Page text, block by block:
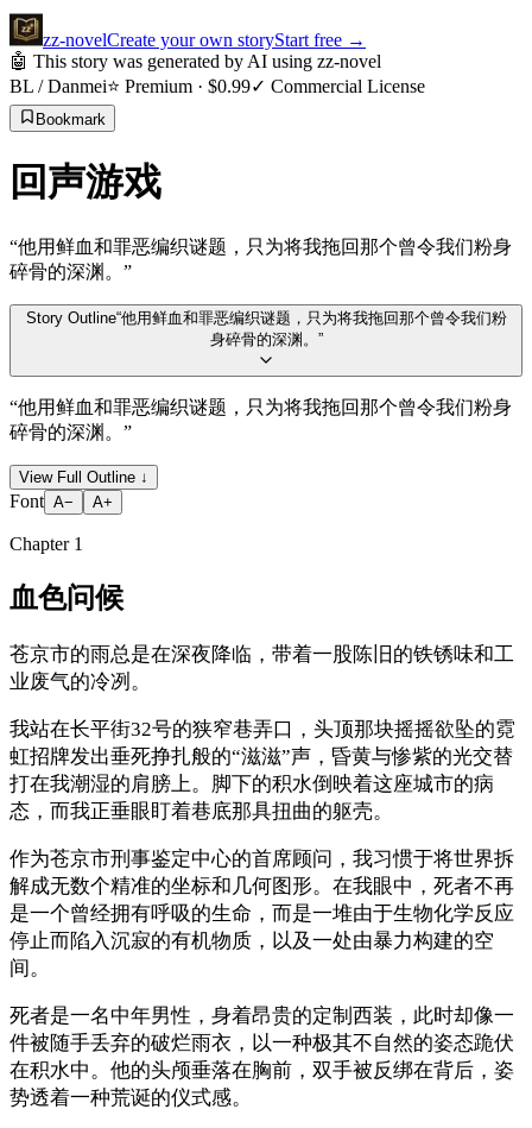
zz-novelCreate your own storyStart free →
🤖 This story was generated by AI using zz-novel
BL / Danmei⭐ Premium · $0.99✓ Commercial License
Bookmark
回声游戏
“他用鲜血和罪恶编织谜题，只为将我拖回那个曾令我们粉身
碎骨的深渊。 ”
Story Outline“他用鲜血和罪恶编织谜题，只为将我拖回那个曾令我们粉
身碎骨的深渊。 ”
“他用鲜血和罪恶编织谜题，只为将我拖回那个曾令我们粉身
碎骨的深渊。 ”
View Full Outline ↓
Font A− A+
Chapter 1
血色问候
苍京市的雨总是在深夜降临，带着一股陈旧的铁锈味和工
业废气的冷冽。
我站在长平街32号的狭窄巷弄口，头顶那块摇摇欲坠的霓
虹招牌发出垂死挣扎般的“滋滋”声，昏黄与惨紫的光交替
打在我潮湿的肩膀上。脚下的积水倒映着这座城市的病
态，而我正垂眼盯着巷底那具扭曲的躯壳。
作为苍京市刑事鉴定中心的首席顾问，我习惯于将世界拆
解成无数个精准的坐标和几何图形。在我眼中，死者不再
是一个曾经拥有呼吸的生命，而是一堆由于生物化学反应
停止而陷入沉寂的有机物质，以及一处由暴力构建的空
间。
死者是一名中年男性，身着昂贵的定制西装，此时却像一
件被随手丢弃的破烂雨衣，以一种极其不自然的姿态跪伏
在积水中。他的头颅垂落在胸前，双手被反绑在背后，姿
势透着一种荒诞的仪式感。